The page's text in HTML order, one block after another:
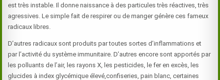
est très instable. Il donne naissance à des particules très réactives, très
agressives. Le simple fait de respirer ou de manger génère ces fameux
radicaux libres.
D’autres radicaux sont produits par toutes sortes d’inflammations et
par l’activité du système immunitaire. D’autres encore sont apportés par
les polluants de l’air, les rayons X, les pesticides, le fer en excès, les
glucides à index glycémique élevé,confiseries, pain blanc, certaines